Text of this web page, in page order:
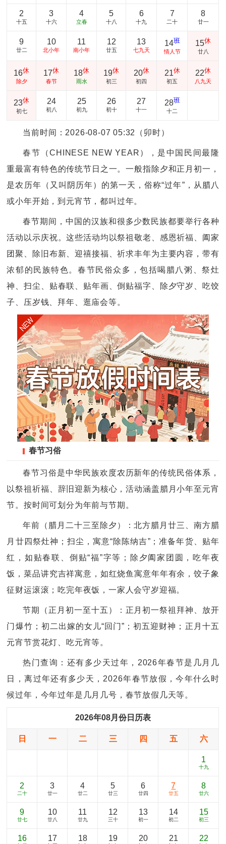
2
十五
3
十六
4
立春
5
十八
6
十九
7
二十
8
廿一
9
廿二
10
北小年
11
南小年
12
廿五
13
七九天
14班
情人节
15休
廿八
16休
除夕
17休
春节
18休
雨水
19休
初三
20休
初四
21休
初五
22休
八九天
23休
初七
24
初八
25
初九
26
初十
27
十一
28班
十二
当前时间：2026-08-07 05:32（卯时）
春节（CHINESE NEW YEAR），是中国民间最隆
重最富有特色的传统节日之一。一般指除夕和正月初一，
是农历年（又叫阴历年）的第一天，俗称“过年”，从腊八
或小年开始，到元宵节，都叫过年。
春节期间，中国的汉族和很多少数民族都要举行各种
活动以示庆祝。这些活动均以祭祖敬老、感恩祈福、阖家
团聚、除旧布新、迎禧接福、祈求丰年为主要内容，带有
浓郁的民族特色。春节民俗众多，包括喝腊八粥、祭灶
神、扫尘、贴春联、贴年画、倒贴福字、除夕守岁、吃饺
子、压岁钱、拜年、逛庙会等。
春节习俗
春节习俗是中华民族欢度农历新年的传统民俗体系，
以祭祖祈福、辞旧迎新为核心，活动涵盖腊月小年至元宵
节。按时间可划分为年前与节期。
年前（腊月二十三至除夕）：北方腊月廿三、南方腊
月廿四祭灶神；扫尘，寓意“除陈纳吉”；准备年货、贴年
红，如贴春联、倒贴“福”字等；除夕阖家团圆，吃年夜
饭，菜品讲究吉祥寓意，如红烧鱼寓意年年有余，饺子象
征财运滚滚；吃完年夜饭，一家人会守岁迎福。
节期（正月初一至十五）：正月初一祭祖拜神、放开
门爆竹；初二出嫁的女儿“回门”；初五迎财神；正月十五
元宵节赏花灯、吃元宵等。
热门查询：还有多少天过年，2026年春节是几月几
日，离过年还有多少天，2026年春节放假，今年什么时
候过年，今年过年是几月几号，春节放假几天等。
2026年08月份日历表
日 一 二 三 四 五 六
1
十九
2
二十
3
廿一
4
廿二
5
廿三
6
廿四
7
廿五
8
廿六
9
廿七
10
廿八
11
廿九
12
三十
13
初一
14
初二
15
初三
16 17 18 19 20 21 22